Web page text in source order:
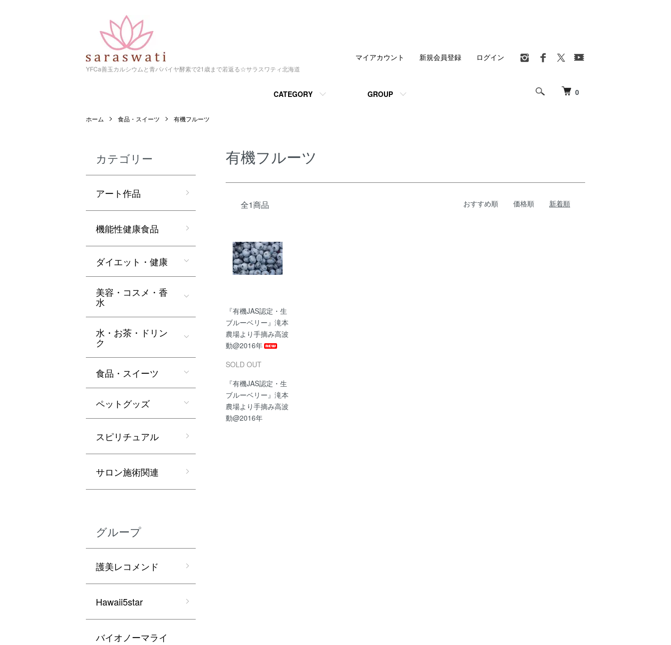
YFCa善玉カルシウムと青パパイヤ酵素で21歳まで若返る☆サラスワティ北海道
0
CATEGORY GROUP
マイアカウント 新規会員登録 ログイン
ホーム 食品・スイーツ 有機フルーツ
有機フルーツ
全1商品 おすすめ順 価格順 新着順
『有機JAS認定・生
ブルーベリー』滝本
農場より手摘み高波
動@2016年
SOLD OUT
『有機JAS認定・生
ブルーベリー』滝本
農場より手摘み高波
動@2016年
カテゴリー
アート作品
機能性健康食品
ダイエット・健康
美容・コスメ・香
水
水・お茶・ドリン
ク
食品・スイーツ
ペットグッズ
スピリチュアル
サロン施術関連
グループ
護美レコメンド
Hawaii5star
バイオノーマライ